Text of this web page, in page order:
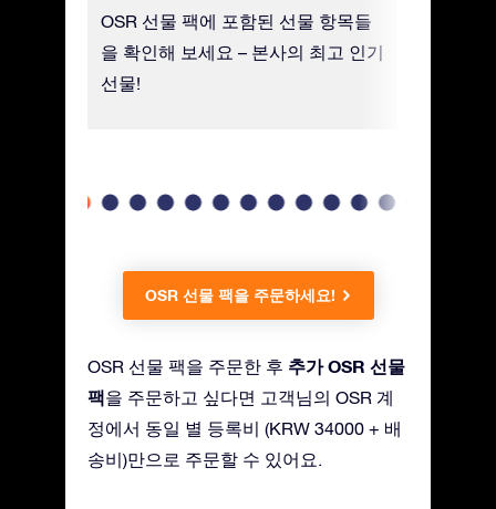
OSR 선물 팩에 포함된 선물 항목들
을 확인해 보세요 – 본사의 최고 인기
선물!
OSR 선물 팩을 주문하세요!
OSR 선물 팩을 주문한 후 추가 OSR 선물
팩을 주문하고 싶다면 고객님의 OSR 계
정에서 동일 별 등록비 (KRW 34000 + 배
송비)만으로 주문할 수 있어요.